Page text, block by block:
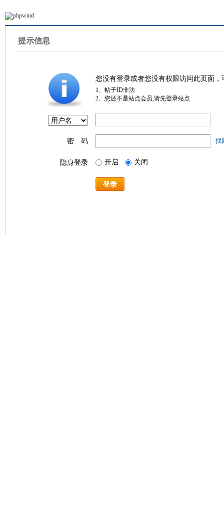
提示信息
您没有登录或者您没有权限访问此页面
1、帖子ID非法
2、您还不是站点会员,请先登录站点
密 码 找
隐身登录 开启 关闭
登录